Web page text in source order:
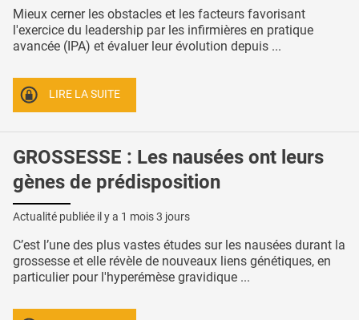
Mieux cerner les obstacles et les facteurs favorisant
l'exercice du leadership par les infirmières en pratique
avancée (IPA) et évaluer leur évolution depuis ...
LIRE LA SUITE
GROSSESSE : Les nausées ont leurs
gènes de prédisposition
Actualité publiée il y a 1 mois 3 jours
C’est l’une des plus vastes études sur les nausées durant la
grossesse et elle révèle de nouveaux liens génétiques, en
particulier pour l'hyperémèse gravidique ...